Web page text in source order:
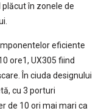
în zonele de
eficiente
ore1, UX305 fiind
În ciuda designului
cu 3 porturi
de 10 ori mai mari ca